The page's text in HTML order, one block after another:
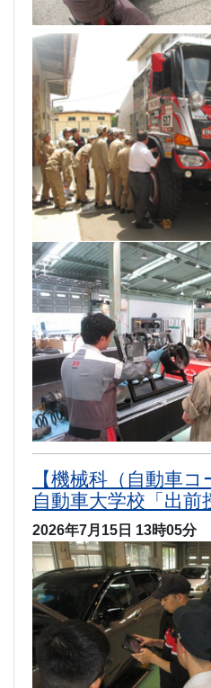
【機械科（自動車
自動車大学校「出前
2026年7月15日 13時05分